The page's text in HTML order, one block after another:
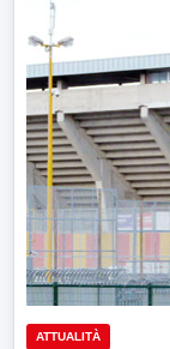
ATTUALITÀ